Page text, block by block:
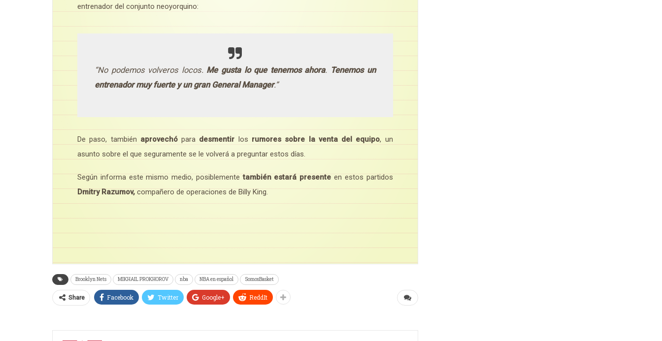
entrenador del conjunto neoyorquino:
“No podemos volveros locos. Me gusta lo que tenemos ahora. Tenemos un
entrenador muy fuerte y un gran General Manager.”
De paso, también aprovechópara desmentir los rumores sobre la venta del equipo, un
asunto sobre el que seguramente se le volverá a preguntar estos días.
Según informa este mismo medio, posiblemente también estará presente en estos partidos
Dmitry Razumov, compañero de operaciones de Billy King.
Brooklyn Nets MIKHAIL PROKHOROV nba NBA en español SomosBasket
Share Facebook Twitter Google+ ReddIt